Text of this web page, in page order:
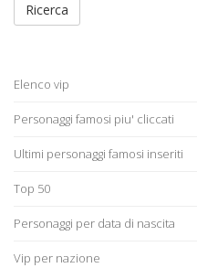
Ricerca
Elenco vip
Personaggi famosi piu' cliccati
Ultimi personaggi famosi inseriti
Top 50
Personaggi per data di nascita
Vip per nazione